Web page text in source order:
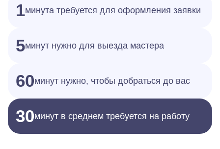
1минута требуется для оформления заявки
5минут нужно для выезда мастера
60минут нужно, чтобы добраться до вас
30минут в среднем требуется на работу